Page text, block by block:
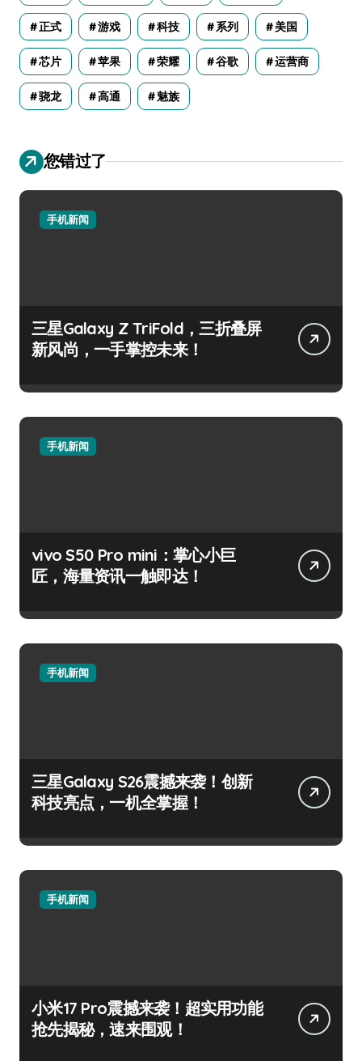
正式 游戏 科技 系列 美国
芯片 苹果 荣耀 谷歌 运营商
骁龙 高通 魅族
您错过了
手机新闻
三星Galaxy Z TriFold，三折叠屏
新风尚，一手掌控未来！
手机新闻
vivo S50 Pro mini：掌心小巨
匠，海量资讯一触即达！
手机新闻
三星Galaxy S26震撼来袭！创新
科技亮点，一机全掌握！
手机新闻
小米17 Pro震撼来袭！超实用功能
抢先揭秘，速来围观！